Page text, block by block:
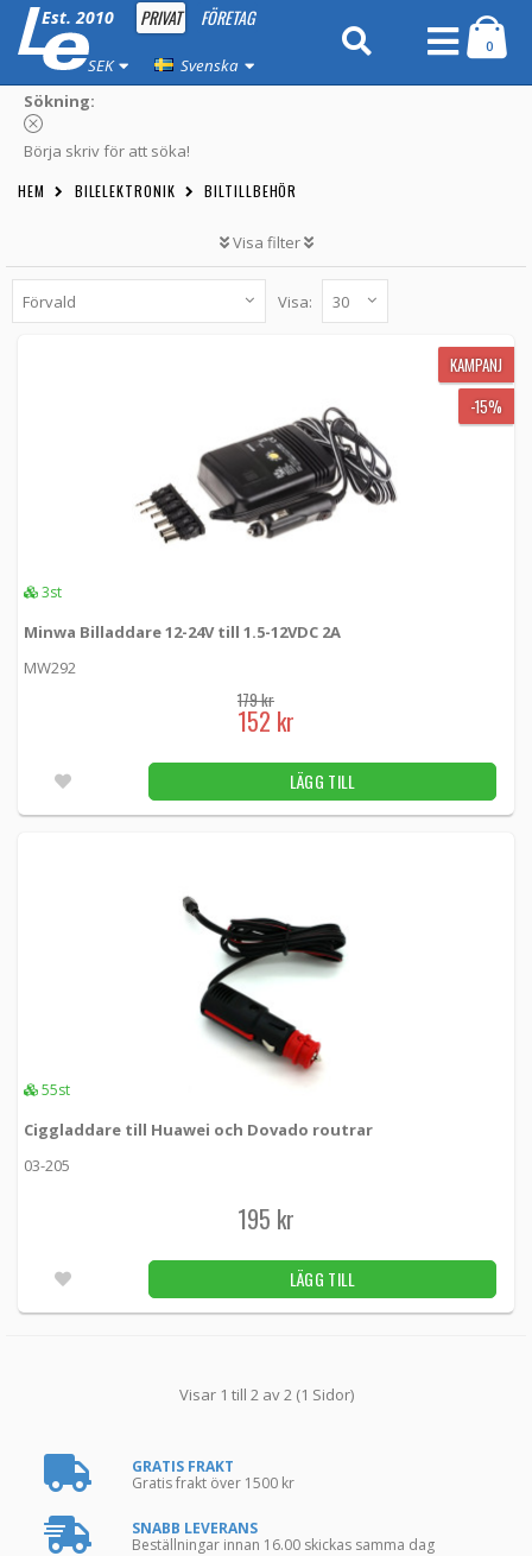
Est. 2010 PRIVAT FÖRETAG
SEK Svenska
0
Sökning:
Börja skriv för att söka!
HEM BILELEKTRONIK BILTILLBEHÖR
Visa filter
Visa:
Minwa Billaddare 12-24V till 1.5-12VDC 2A
3st
-15%
KAMPANJ
Ciggladdare till Huawei och Dovado routrar
03-205 -Loh Electronics
KAMPANJ
-15%
3st
Minwa Billaddare 12-24V till 1.5-12VDC 2A
MW292
179 kr
152 kr
LÄGG TILL
55st
Ciggladdare till Huawei och Dovado routrar
03-205
195 kr
LÄGG TILL
Visar 1 till 2 av 2 (1 Sidor)
GRATIS FRAKT
Gratis frakt över 1500 kr
SNABB LEVERANS
Beställningar innan 16.00 skickas samma dag